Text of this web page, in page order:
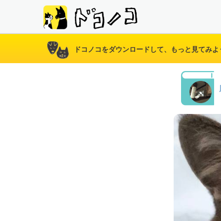
ドコノコをダウンロードして、もっと見てみ